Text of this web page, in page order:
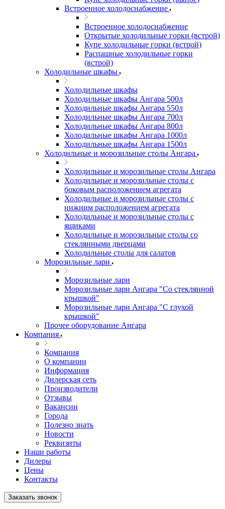
Встроенное холодоснабжение
Встроенное холодоснабжение
Открытые холодильные горки (встрой)
Купе холодильные горки (встрой)
Распашные холодильные горки
(встрой)
Холодильные шкафы
Холодильные шкафы
Холодильные шкафы Ангара 500л
Холодильные шкафы Ангара 550л
Холодильные шкафы Ангара 700л
Холодильные шкафы Ангара 800л
Холодильные шкафы Ангара 1000л
Холодильные шкафы Ангара 1500л
Холодильные и морозильные столы Ангара
Холодильные и морозильные столы Ангара
Холодильные и морозильные столы с
боковым расположением агрегата
Холодильные и морозильные столы с
нижним расположением агрегата
Холодильные и морозильные столы с
ящиками
Холодильные и морозильные столы со
стеклянными дверцами
Холодильные столы для салатов
Морозильные лари
Морозильные лари
Морозильные лари Ангара "Со стеклянной
крышкой"
Морозильные лари Ангара "С глухой
крышкой"
Прочее оборудование Ангара
Компания
Компания
О компании
Информация
Дилерская сеть
Производители
Отзывы
Вакансии
Города
Полезно знать
Новости
Реквизиты
Наши работы
Дилеры
Цены
Контакты
Заказать звонок